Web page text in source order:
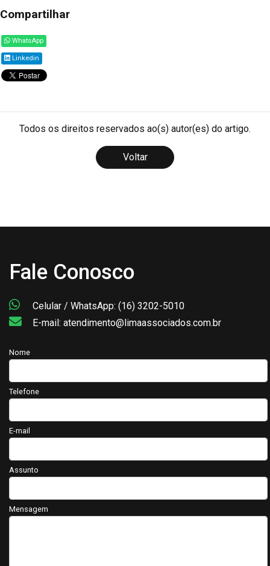
Compartilhar
WhatsApp
Linkedin
Todos os direitos reservados ao(s) autor(es) do artigo.
Voltar
Fale Conosco
Celular / WhatsApp: (16) 3202-5010
E-mail: atendimento@limaassociados.com.br
Nome
Telefone
E-mail
Assunto
Mensagem